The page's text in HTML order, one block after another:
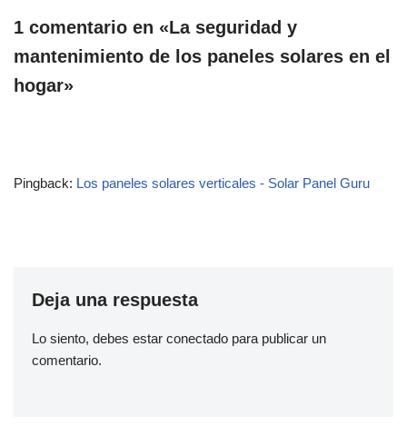
1 comentario en «La seguridad y
mantenimiento de los paneles solares en el
hogar»
Pingback: Los paneles solares verticales - Solar Panel Guru
Deja una respuesta
Lo siento, debes estar conectado para publicar un
comentario.